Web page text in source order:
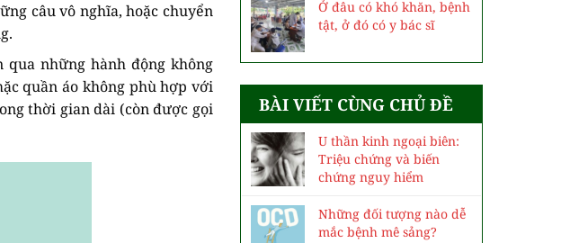
câu vô nghĩa, hoặc chuyển
những hành động không
quần áo không phù hợp với
thời gian dài (còn được gọi
Ở đâu có khó khăn, bệnh
tật, ở đó có y bác sĩ
BÀI VIẾT CÙNG CHỦ ĐỀ
U thần kinh ngoại biên:
Triệu chứng và biến
chứng nguy hiểm
Những đối tượng nào dễ
mắc bệnh mê sảng?